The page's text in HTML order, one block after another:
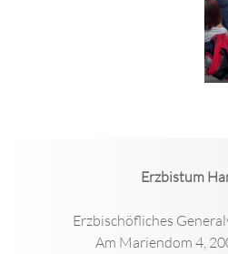
Erzbistum
Erzbischöfliches
Am Mariendom 4,